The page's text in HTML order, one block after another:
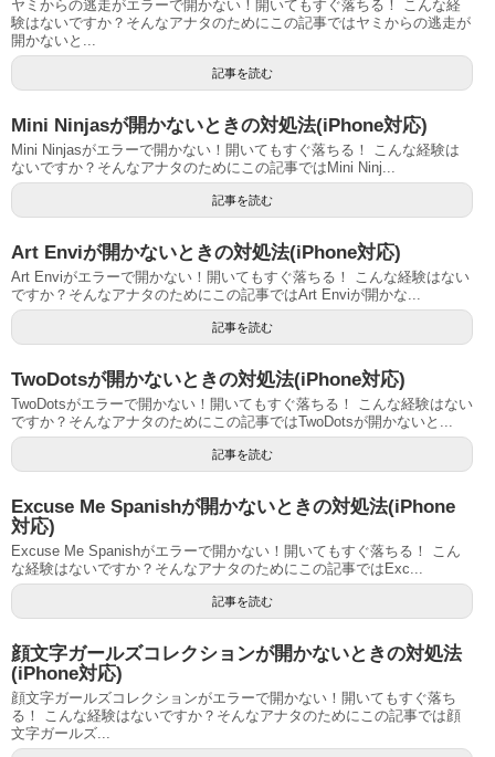
ヤミからの逃走がエラーで開かない！開いてもすぐ落ちる！ こんな経
験はないですか？そんなアナタのためにこの記事ではヤミからの逃走が
開かないと...
記事を読む
Mini Ninjasが開かないときの対処法(iPhone対応)
Mini Ninjasがエラーで開かない！開いてもすぐ落ちる！ こんな経験は
ないですか？そんなアナタのためにこの記事ではMini Ninj...
記事を読む
Art Enviが開かないときの対処法(iPhone対応)
Art Enviがエラーで開かない！開いてもすぐ落ちる！ こんな経験はない
ですか？そんなアナタのためにこの記事ではArt Enviが開かな...
記事を読む
TwoDotsが開かないときの対処法(iPhone対応)
TwoDotsがエラーで開かない！開いてもすぐ落ちる！ こんな経験はない
ですか？そんなアナタのためにこの記事ではTwoDotsが開かないと...
記事を読む
Excuse Me Spanishが開かないときの対処法(iPhone
対応)
Excuse Me Spanishがエラーで開かない！開いてもすぐ落ちる！ こん
な経験はないですか？そんなアナタのためにこの記事ではExc...
記事を読む
顔文字ガールズコレクションが開かないときの対処法
(iPhone対応)
顔文字ガールズコレクションがエラーで開かない！開いてもすぐ落ち
る！ こんな経験はないですか？そんなアナタのためにこの記事では顔
文字ガールズ...